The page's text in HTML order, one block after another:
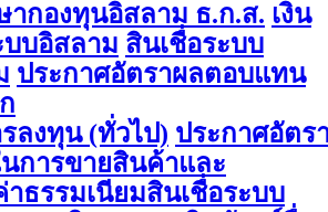
ากองทุนอิสลาม ธ.ก.ส. เงิน
บบอิสลาม สินเชื่อระบบ
ประกาศอัตราผลตอบแทน
ลงทุน (ทั่วไป) ประกาศอัตร
นการขายสินค้าและ
าธรรมเนียมสินเชื่อระบบ